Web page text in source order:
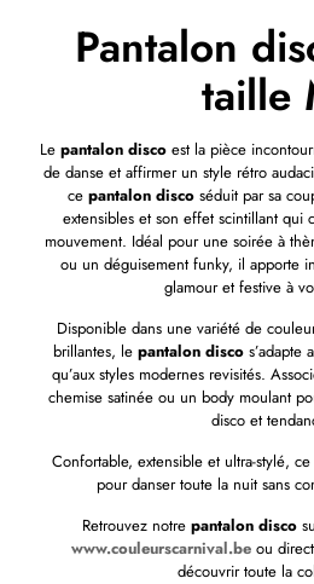
Pantalon
taille
Le pantalon disco est la pièce
de danse et affirmer un style rétro
ce pantalon discoséduit par sa
extensibles et son effet scintillant qui
mouvement. Idéal pour une soirée à
ou un déguisement funky, il apporte
glamour et festive à
Disponible dans une variété de
brillantes, le pantalon discos’adapte
qu’aux styles modernes revisités.
chemise satinée ou un body moulant
disco et
Confortable, extensible et ultra-stylé, ce
pour danser toute la nuit sans
Retrouvez notre pantalon disco
www.couleurscarnival.be ou
découvrir toute la